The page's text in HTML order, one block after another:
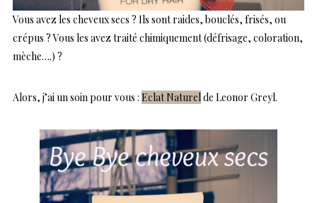
Vous avez les cheveux secs ? Ils sont raides, bouclés, frisés, ou
crépus ? Vous les avez traité chimiquement (défrisage, coloration,
mèche….) ?
Alors, j’ai un soin pour vous : Eclat Naturelde Leonor Greyl.